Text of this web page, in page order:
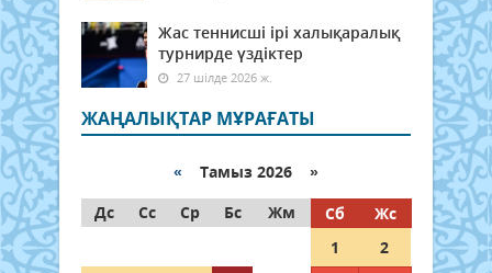
Жас теннисші ірі халықаралық
турнирде үздіктер
27 шілде 2026 ж.
ЖАҢАЛЫҚТАР МҰРАҒАТЫ
« Тамыз 2026 »
Дс
Сс Ср Бс Жм Сб
Жс
1
2